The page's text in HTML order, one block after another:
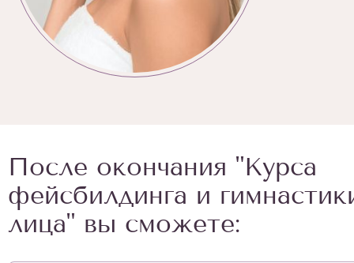
После окончания "Курса
фейсбилдинга и
лица" вы сможете: